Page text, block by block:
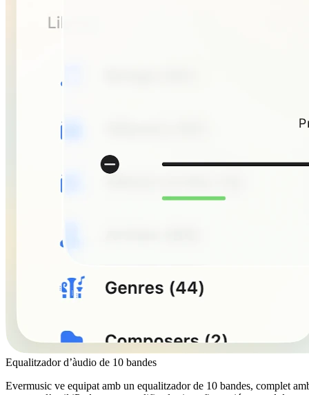
Equalitzador d’àudio de 10 bandes
Evermusic ve equipat amb un equalitzador de 10 bandes, complet